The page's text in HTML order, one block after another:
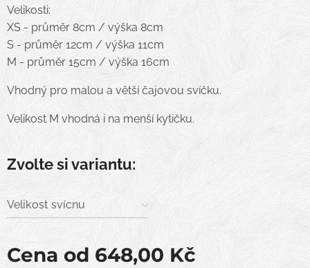
Velikosti:
XS - průměr 8cm / výška 8cm
S - průměr 12cm / výška 11cm
M - průměr 15cm / výška 16cm
Vhodný pro malou a větší čajovou svíčku.
Velikost M vhodná i na menší kytičku.
Zvolte si variantu:
Velikost svícnu
Cena od 648,00 Kč